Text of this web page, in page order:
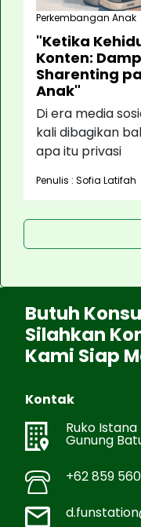
Perkembangan Anak
"Ketika
Konten:
Sharenting
Anak"
Di era media
kali dibagikan
apa itu privasi
Penulis : Sofia Latifah
Butuh
Silahkan
Kami Siap
Kontak
Ruko Istana
Gunung
+62 859